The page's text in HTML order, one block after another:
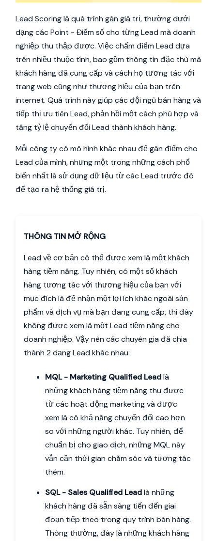
Lead Scoring là quá trình gán giá trị, thường dưới
dạng các Point - Điểm số cho từng Lead mà doanh
nghiệp thu thập được. Việc chấm điểm Lead dựa
trên nhiều thuộc tính, bao gồm thông tin đặc thù mà
khách hàng đã cung cấp và cách họ tương tác với
trang web cũng như thương hiệu của bạn trên
internet. Quá trình này giúp các đội ngũ bán hàng và
tiếp thị ưu tiên Lead, phản hồi một cách phù hợp và
tăng tỷ lệ chuyển đổi Lead thành khách hàng.
Mỗi công ty có mô hình khác nhau để gán điểm cho
Lead của mình, nhưng một trong những cách phổ
biến nhất là sử dụng dữ liệu từ các Lead trước đó
để tạo ra hệ thống giá trị.
THÔNG TIN MỞ RỘNG
Lead về cơ bản có thể được xem là một khách
hàng tiềm năng. Tuy nhiên, có một số khách
hàng tương tác với thương hiệu của bạn với
mục đích là để nhận một lợi ích khác ngoài sản
phẩm và dịch vụ mà bạn đang cung cấp, thì đây
không được xem là một Lead tiềm năng cho
doanh nghiệp. Vậy nên các chuyên gia đã chia
thành 2 dạng Lead khác nhau:
MQL - Marketing Qualified Leadlà
những khách hàng tiềm năng thu được
từ các hoạt động marketing và được
xem là có khả năng chuyển đổi cao hơn
so với những người khác. Tuy nhiên, để
chuẩn bị cho giao dịch, những MQL này
vẫn cần thời gian chăm sóc và tương tác
thêm.
SQL - Sales Qualified Leadlà những
khách hàng đã sẵn sàng tiến đến giai
đoạn tiếp theo trong quy trình bán hàng.
Thông thường, đây là những khách hàng